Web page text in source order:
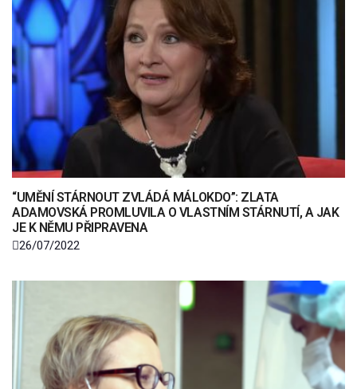
“UMĚNÍ STÁRNOUT ZVLÁDÁ MÁLOKDO”: ZLATA
ADAMOVSKÁ PROMLUVILA O VLASTNÍM STÁRNUTÍ, A JAK
JE K NĚMU PŘIPRAVENA
26/07/2022